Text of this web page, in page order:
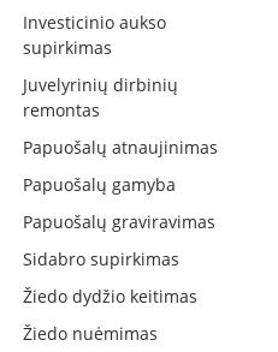
Investicinio aukso
supirkimas
Juvelyrinių dirbinių
remontas
Papuošalų atnaujinimas
Papuošalų gamyba
Papuošalų graviravimas
Sidabro supirkimas
Žiedo dydžio keitimas
Žiedo nuėmimas